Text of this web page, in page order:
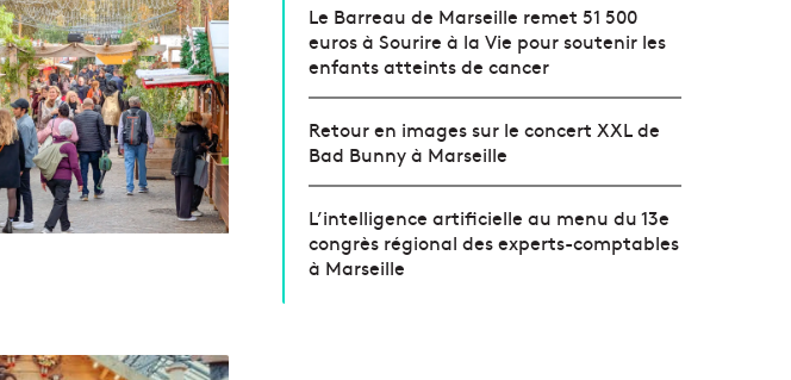
Le Barreau de Marseille remet 51 500
euros à Sourire à la Vie pour soutenir les
enfants atteints de cancer
Retour en images sur le concert XXL de
Bad Bunny à Marseille
L’intelligence artificielle au menu du 13e
congrès régional des experts-comptables
à Marseille